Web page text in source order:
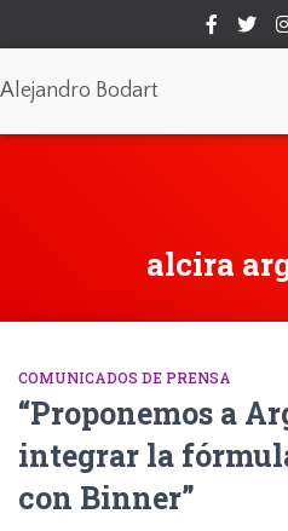
Alejandro Bodart
alcira
COMUNICADOS DE PRENSA
“Proponemos a
integrar la
con Binner”